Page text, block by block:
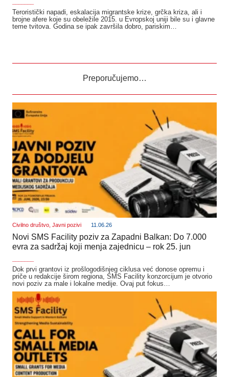
Teroristički napadi, eskalacija migrantske krize, grčka kriza, ali i
brojne afere koje su obeležile 2015. u Evropskoj uniji bile su i glavne
teme tvitova. Godina se ipak završila dobro, pariskim…
Preporučujemo…
Civilno društvo, Javni pozivi 11.06.26
Novi SMS Facility poziv za Zapadni Balkan: Do 7.000
evra za sadržaj koji menja zajednicu – rok 25. jun
Dok prvi grantovi iz prošlogodišnjeg ciklusa već donose opremu i
priče u redakcije širom regiona, SMS Facility konzorcijum je otvorio
novi poziv za male i lokalne medije. Ovaj put fokus…